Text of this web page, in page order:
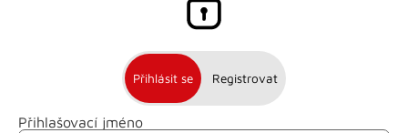
Přihlásit se Registrovat
Přihlašovací jméno
Jméno